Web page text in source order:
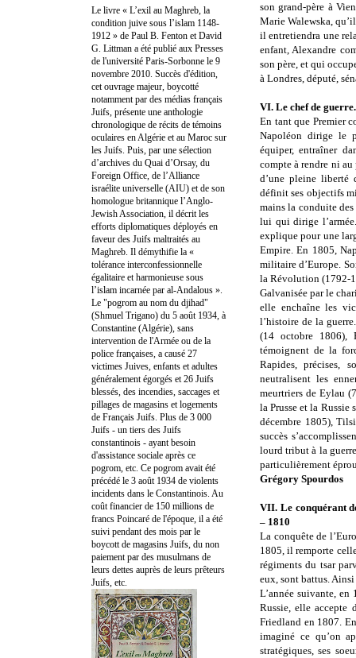
son grand-père à
Marie Walewska,
il entretiendra une
enfant, Alexandre
son père, et qui
à Londres, député,
VI. Le chef de
En tant que Premier
Napoléon dirige le
équiper, entraîner
compte à rendre ni
d’une pleine liberté
définit ses objectifs
mains la conduite
lui qui dirige
explique pour une
Empire. En 1805,
militaire d’Europe.
la Révolution (1792-
Galvanisée par le
elle enchaîne les
l’histoire de la
(14 octobre 1806),
témoignent de la
Rapides, précises,
neutralisent les
meurtriers de Eylau
la Prusse et la Russie
décembre 1805),
succès
lourd tribut à la
particulièrement
Grégory Spourdos
VII. Le conquérant
– 1810
La conquête de
1805, il remporte
régiments du tsar
eux, sont battus.
L’année suivante, en
Russie, elle
Friedland en 1807.
imaginé ce qu’on
stratégiques, ses
Le livre « L’exil au Maghreb, la
condition juive sous l’islam 1148-
1912 » de Paul B. Fenton et David
G. Littman a été publié aux Presses
de l'université Paris-Sorbonne le 9
novembre 2010. Succès d'édition,
cet ouvrage majeur, boycotté
notamment par des médias français
Juifs, présente une anthologie
chronologique de récits de témoins
oculaires en Algérie et au Maroc sur
les Juifs. Puis, par une sélection
d’archives du Quai d’Orsay, du
Foreign Office, de l’Alliance
israélite universelle (AIU) et de son
homologue britannique l’Anglo-
Jewish Association, il décrit les
efforts diplomatiques déployés en
faveur des Juifs maltraités au
Maghreb. Il démythifie la «
tolérance interconfessionnelle
égalitaire et harmonieuse sous
l’islam incarnée par al-Andalous ».
Le "pogrom au nom du djihad"
(Shmuel Trigano) du 5 août 1934, à
Constantine (Algérie), sans
intervention de l'Armée ou de la
police françaises, a causé 27
victimes Juives, enfants et adultes
généralement égorgés et 26 Juifs
blessés, des incendies, saccages et
pillages de magasins et logements
de Français Juifs. Plus de 3 000
Juifs - un tiers des Juifs
constantinois - ayant besoin
d'assistance sociale après ce
pogrom, etc. Ce pogrom avait été
précédé le 3 août 1934 de violents
incidents dans le Constantinois. Au
coût financier de 150 millions de
francs Poincaré de l'époque, il a été
suivi pendant des mois par le
boycott de magasins Juifs, du non
paiement par des musulmans de
leurs dettes auprès de leurs prêteurs
Juifs, etc.